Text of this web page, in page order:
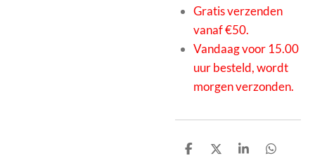
Gratis verzenden
vanaf €50.
Vandaag voor 15.00
uur besteld, wordt
morgen verzonden.
D
D
S
D